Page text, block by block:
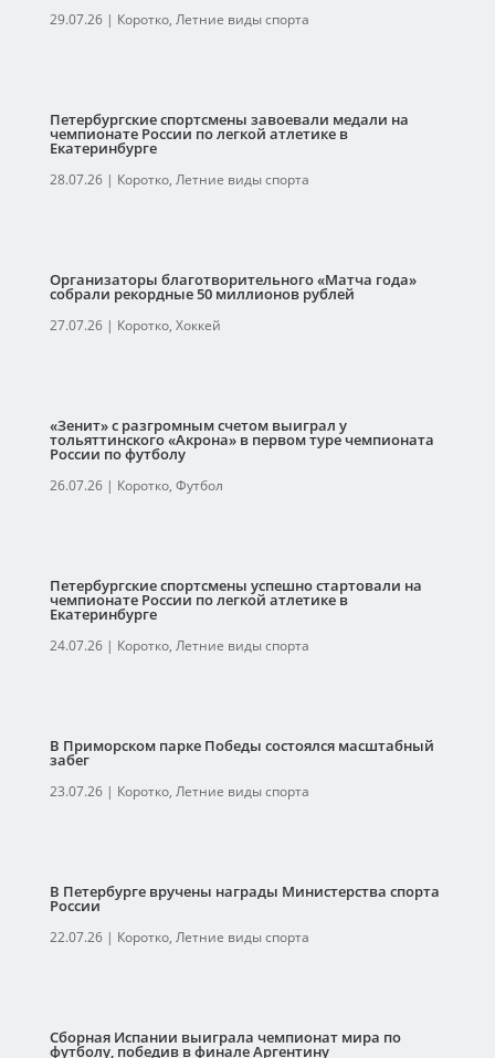
29.07.26| Коротко, Летние виды спорта
Петербургские спортсмены завоевали медали на
чемпионате России по легкой атлетике в
Екатеринбурге
28.07.26| Коротко, Летние виды спорта
Организаторы благотворительного «Матча года»
собрали рекордные 50 миллионов рублей
27.07.26| Коротко, Хоккей
«Зенит» с разгромным счетом выиграл у
тольяттинского «Акрона» в первом туре чемпионата
России по футболу
26.07.26| Коротко, Футбол
Петербургские спортсмены успешно стартовали на
чемпионате России по легкой атлетике в
Екатеринбурге
24.07.26| Коротко, Летние виды спорта
В Приморском парке Победы состоялся масштабный
забег
23.07.26| Коротко, Летние виды спорта
В Петербурге вручены награды Министерства спорта
России
22.07.26| Коротко, Летние виды спорта
Сборная Испании выиграла чемпионат мира по
футболу, победив в финале Аргентину